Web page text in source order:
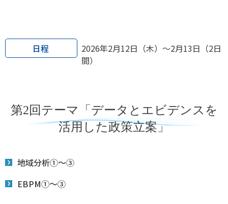
国際情報
ニュース
お問い合わせ・お申し込み
＃高齢者スポーツ
スポーツライフ・データ
スポーツ白書
子どものスポーツ
障害者スポーツ
日程
2026年2月12日（木）～2月13日（2日
間）
第2回テーマ「データとエビデンスを
活用した政策立案」
地域分析①～③
EBPM①～③